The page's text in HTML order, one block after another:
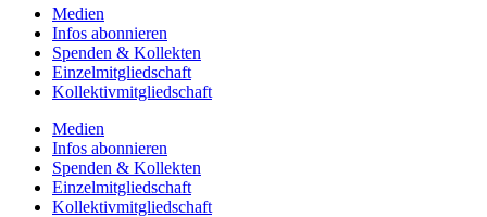
Medien
Infos abonnieren
Spenden & Kollekten
Einzelmitgliedschaft
Kollektivmitgliedschaft
Medien
Infos abonnieren
Spenden & Kollekten
Einzelmitgliedschaft
Kollektivmitgliedschaft